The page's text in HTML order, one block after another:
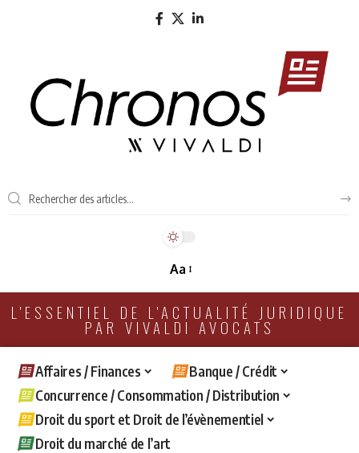
Aa
L'ESSENTIEL DE L'ACTUALITÉ JURIDIQUE
PAR VIVALDI AVOCATS
Affaires / Finances
Banque / Crédit
Concurrence / Consommation / Distribution
Droit du sport et Droit de l’évènementiel
Droit du marché de l’art